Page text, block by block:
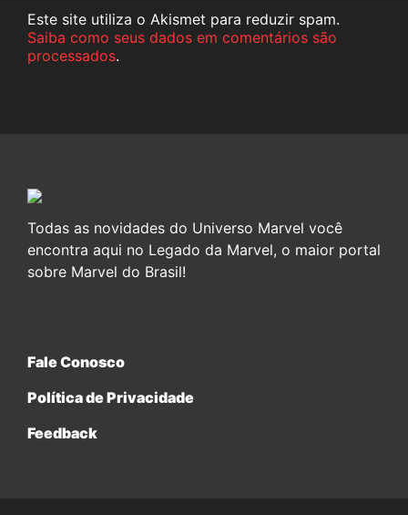
Este site utiliza o Akismet para reduzir spam.
Saiba como seus dados em comentários são
processados.
Todas as novidades do Universo Marvel você
encontra aqui no Legado da Marvel, o maior portal
sobre Marvel do Brasil!
Fale Conosco
Política de Privacidade
Feedback